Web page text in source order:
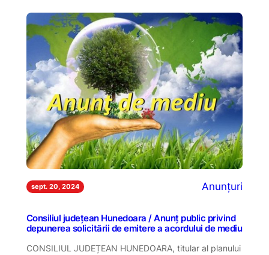
sept. 20, 2024 Anunțuri
Consiliul județean Hunedoara / Anunţ public privind
depunerea solicitării de emitere a acordului de mediu
CONSILIUL JUDEȚEAN HUNEDOARA, titular al planului